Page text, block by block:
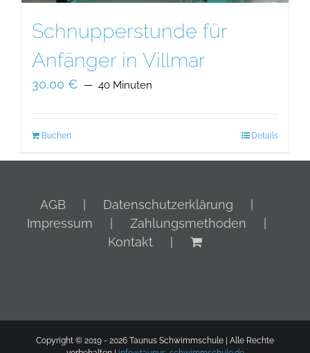
Schnupperstunde für
Anfänger in Villmar
30,00 € 40 Minuten
Buchen Details
AGB
Datenschutzerklärung
Impressum
Zahlungsmethoden
Kontakt
Copyright © 2019 - 2026 Taunus Schwimmschule | Alle Rechte